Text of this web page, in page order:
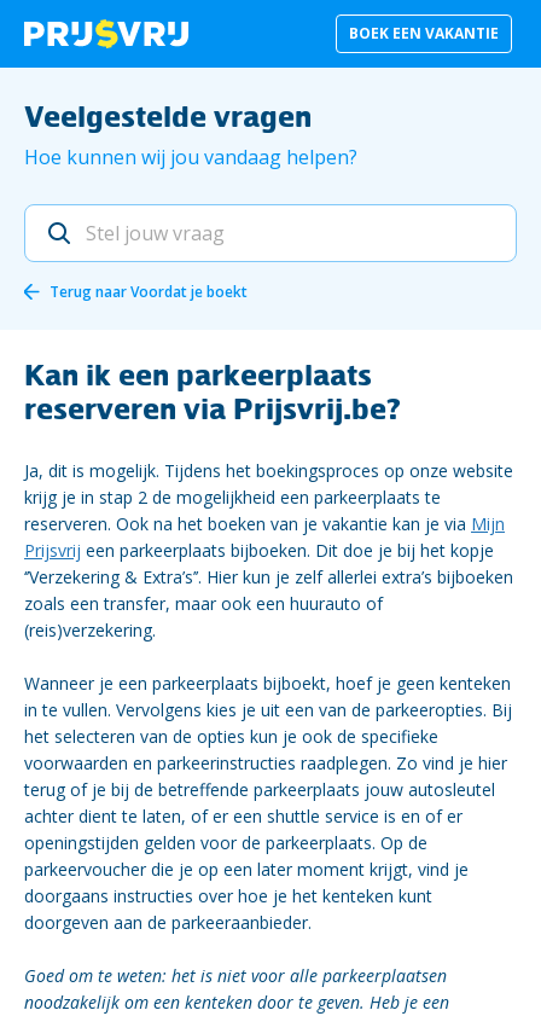
BOEK EEN VAKANTIE
Veelgestelde vragen
Hoe kunnen wij jou vandaag helpen?
Terug naarVoordat je boekt
Kan ik een parkeerplaats
reserveren via Prijsvrij.be?
Ja, dit is mogelijk. Tijdens het boekingsproces op onze website
krijg je in stap 2 de mogelijkheid een parkeerplaats te
reserveren. Ook na het boeken van je vakantie kan je via Mijn
Prijsvrij een parkeerplaats bijboeken. Dit doe je bij het kopje
‘’Verzekering & Extra’s’’. Hier kun je zelf allerlei extra’s bijboeken
zoals een transfer, maar ook een huurauto of
(reis)verzekering.
Wanneer je een parkeerplaats bijboekt, hoef je geen kenteken
in te vullen. Vervolgens kies je uit een van de parkeeropties. Bij
het selecteren van de opties kun je ook de specifieke
voorwaarden en parkeerinstructies raadplegen. Zo vind je hier
terug of je bij de betreffende parkeerplaats jouw autosleutel
achter dient te laten, of er een shuttle service is en of er
openingstijden gelden voor de parkeerplaats. Op de
parkeervoucher die je op een later moment krijgt, vind je
doorgaans instructies over hoe je het kenteken kunt
doorgeven aan de parkeeraanbieder.
Goed om te weten: het is niet voor alle parkeerplaatsen
noodzakelijk om een kenteken door te geven. Heb je een